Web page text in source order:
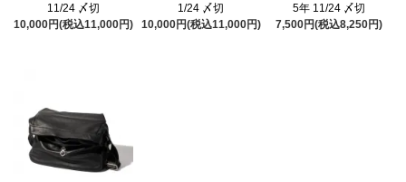
11/24 〆切
10,000円(税込11,000円)
1/24 〆切
10,000円(税込11,000円)
5年 11/24 〆切
7,500円(税込8,250円)